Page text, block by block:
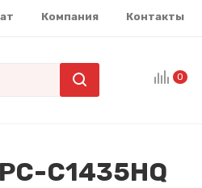
Компания Контакты
0
C1435HQ